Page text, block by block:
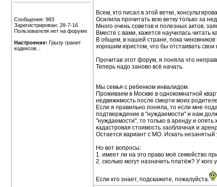
Сообщения: 983
Зарегистрирован: 28-7-16
Пользователя нет на форуме
Настроение: Грызу гранит
кодексов...
Всем, кто писал в этой ветке,
Осилила прочитать всю ветку только за
Много очень советов и полезных актов,
Вместе с вами, кажется научилась читать
В общем, в нашей стране, пока
хорошим юристом, что бы отстаивать свои
Прочитав этот форум, я поняла что
Теперь надо заново всё начать.
Мы семья с ребенком инвалидом.
Проживаем в Москве в однокомнатной
недвижимость после смерти моих
Если я правильно поняла, то если мне
подтверждение в "нуждаемости" и нам
"нуждаемости", то только в аренду и
кадастровая стоимость заоблачная и
Остается вариант с МО. Искать незанятый
Но вот вопросы:
1. имеет ли на это право моё семейство
2. сколько могут назначить платёж? У кого
Если кто знает, подскажите, пожалуйста.